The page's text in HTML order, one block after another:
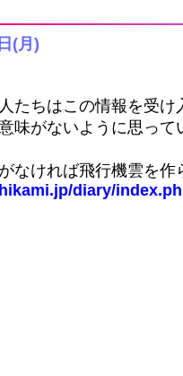
(月)
たちはこの情報を受
味がないように思っ
なければ飛行機雲を作
diary/